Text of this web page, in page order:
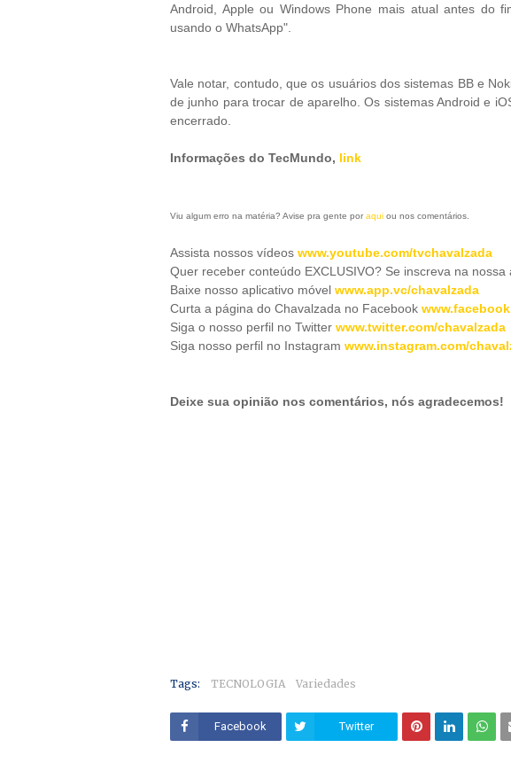
Android, Apple ou Windows Phone mais atual antes do
usando o WhatsApp".
Vale notar, contudo, que os usuários dos sistemas BB e
de junho para trocar de aparelho. Os sistemas Android e
encerrado.
Informações do TecMundo, link
Viu algum erro na matéria? Avise pra gente por aqui ou nos comentários.
Assista nossos vídeos www.youtube.com/tvchavalzada
Quer receber conteúdo EXCLUSIVO? Se inscreva na nossa
Baixe nosso aplicativo móvel www.app.vc/chavalzada
Curta a página do Chavalzada no Facebook
Siga o nosso perfil no Twitter www.twitter.com/chavalzada
Siga nosso perfil no Instagram www.instagram.com/
Deixe sua opinião nos comentários, nós agradecemos!
Tags: TECNOLOGIA Variedades
Facebook Twitter